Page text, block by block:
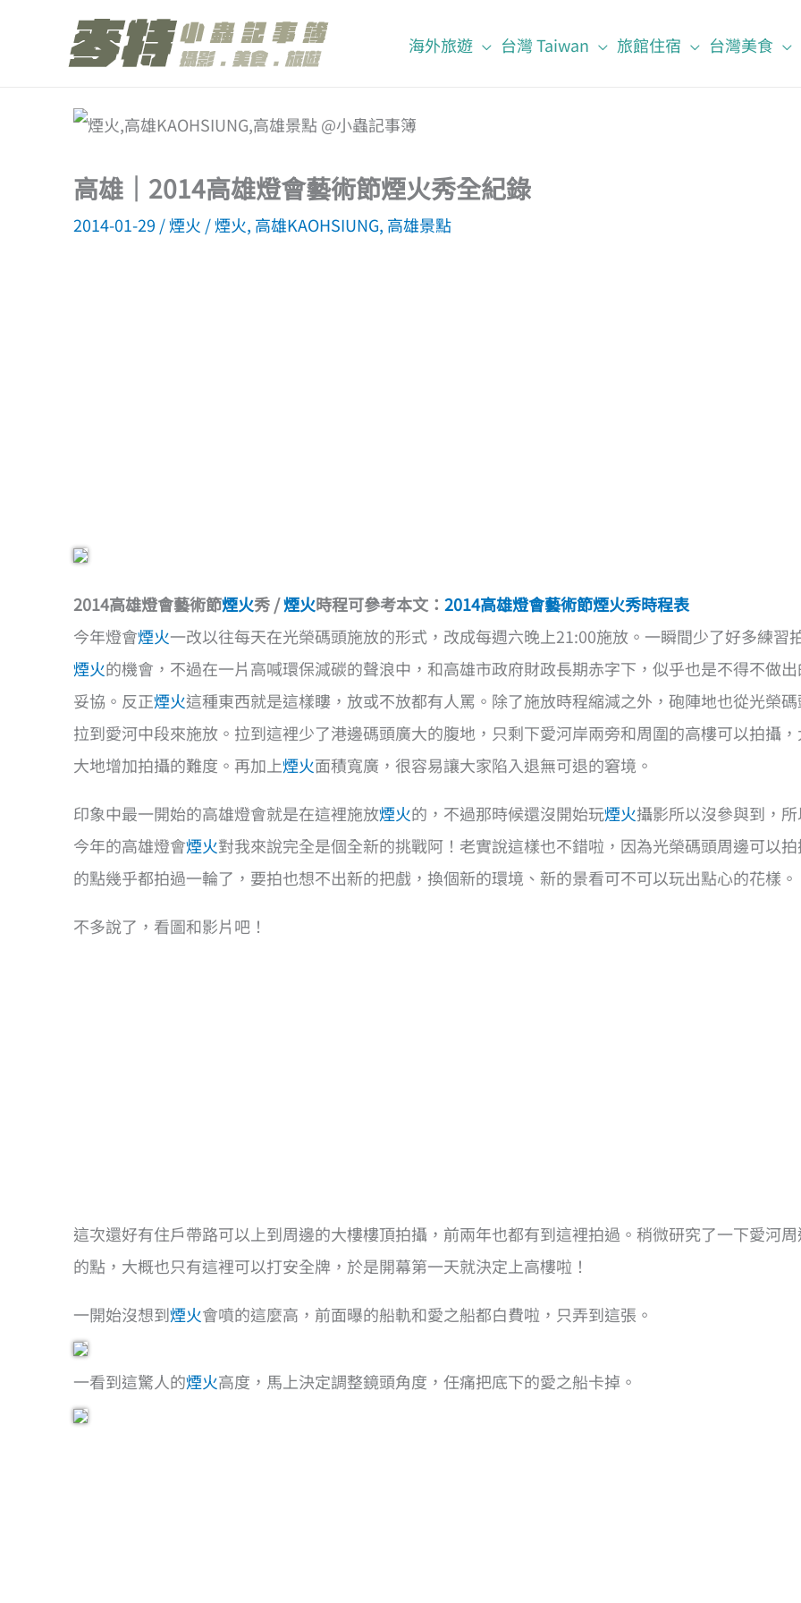
海外旅遊 台灣 Taiwan 旅館住宿 台灣美食
高雄｜2014高雄燈會藝術節煙火秀全紀錄
2014-01-29 /煙火 /煙火, 高雄KAOHSIUNG, 高雄景點
2014高雄燈會藝術節煙火秀 /煙火時程可參考本文： 2014高雄燈會藝術節煙火秀時程表
今年燈會煙火一改以往每天在光榮碼頭施放的形式，改成每週六晚上21:00施放。一瞬間少了好多練習
煙火的機會，不過在一片高喊環保減碳的聲浪中，和高雄市政府財政長期赤字下，似乎也是不得不做
妥協。反正煙火這種東西就是這樣瞜，放或不放都有人罵。除了施放時程縮減之外，砲陣地也從光榮
拉到愛河中段來施放。拉到這裡少了港邊碼頭廣大的腹地，只剩下愛河岸兩旁和周圍的高樓可以拍攝
大地增加拍攝的難度。再加上煙火面積寬廣，很容易讓大家陷入退無可退的窘境。
印象中最一開始的高雄燈會就是在這裡施放煙火的，不過那時候還沒開始玩煙火攝影所以沒參與到，
今年的高雄燈會煙火對我來說完全是個全新的挑戰阿！老實說這樣也不錯啦，因為光榮碼頭周邊可以
的點幾乎都拍過一輪了，要拍也想不出新的把戲，換個新的環境、新的景看可不可以玩出點心的花樣。
不多說了，看圖和影片吧！
這次還好有住戶帶路可以上到周邊的大樓樓頂拍攝，前兩年也都有到這裡拍過。稍微研究了一下愛河
的點，大概也只有這裡可以打安全牌，於是開幕第一天就決定上高樓啦！
一開始沒想到煙火會噴的這麼高，前面曝的船軌和愛之船都白費啦，只弄到這張。
一看到這驚人的煙火高度，馬上決定調整鏡頭角度，任痛把底下的愛之船卡掉。